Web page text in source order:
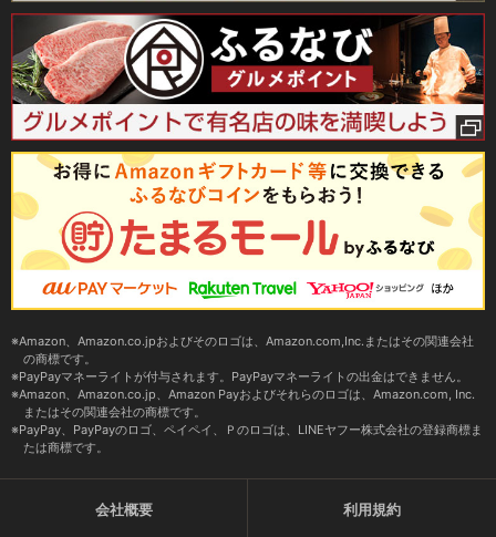
Amazon、Amazon.co.jpおよびそのロゴは、Amazon.com,Inc.またはその関連会社
の商標です。
PayPayマネーライトが付与されます。PayPayマネーライトの出金はできません。
Amazon、Amazon.co.jp、Amazon Payおよびそれらのロゴは、Amazon.com, Inc.
またはその関連会社の商標です。
PayPay、PayPayのロゴ、ペイペイ、Ｐのロゴは、LINEヤフー株式会社の登録商標ま
たは商標です。
会社概要 利用規約